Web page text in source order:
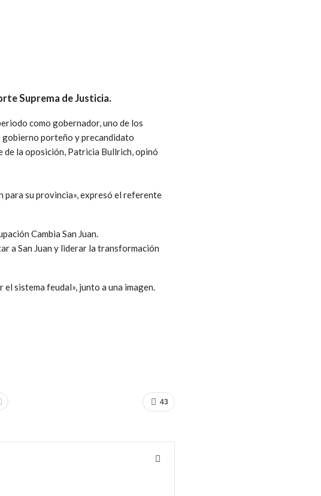
Suprema de Justicia.
como gobernador, uno de los
gobierno porteño y precandidato
la oposición, Patricia Bullrich, opinó
para su provincia», expresó el referente
Cambia San Juan.
a San Juan y liderar la transformación
sistema feudal», junto a una imagen.
43